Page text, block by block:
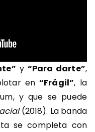
y “Para darte”,
en “Frágil”, la
y que se puede
(2018). La banda
se completa con